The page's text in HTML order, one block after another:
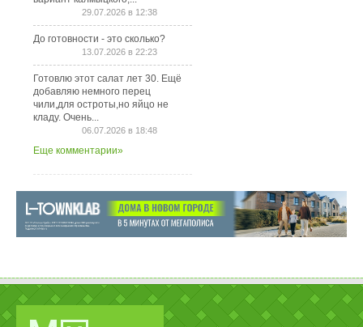
29.07.2026 в 12:38
До готовности - это сколько?
13.07.2026 в 22:23
Готовлю этот салат лет 30. Ещё
добавляю немного перец
чили,для остроты,но яйцо не
кладу. Очень...
06.07.2026 в 18:48
Еще комментарии»